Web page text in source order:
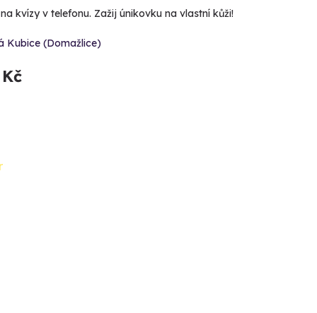
kvízy v telefonu. Zažij únikovku na vlastní kůži!
Kubice (Domažlice)